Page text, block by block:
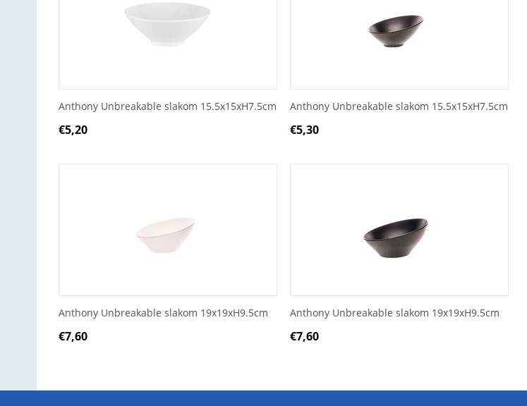
Anthony Unbreakable slakom 15.5x15xH7.5cm
€5,20
Anthony Unbreakable slakom 15.5x15xH7.5cm
€5,30
Anthony Unbreakable slakom 19x19xH9.5cm
€7,60
Anthony Unbreakable slakom 19x19xH9.5cm
€7,60